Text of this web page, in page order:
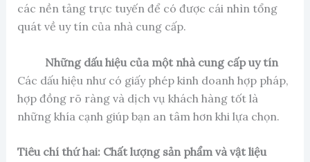
các nền tảng trực tuyến để có được cái nhìn tổng
quát về uy tín của nhà cung cấp.
Những dấu hiệu của một nhà cung cấp uy tín
Các dấu hiệu như có giấy phép kinh doanh hợp pháp,
hợp đồng rõ ràng và dịch vụ khách hàng tốt là
những khía cạnh giúp bạn an tâm hơn khi lựa chọn.
Tiêu chí thứ hai: Chất lượng sản phẩm và vật liệu